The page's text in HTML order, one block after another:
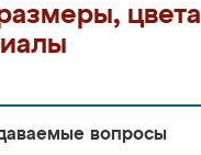
цвета
вопросы